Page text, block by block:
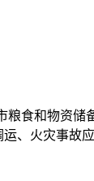
食和物资储
、火灾事故